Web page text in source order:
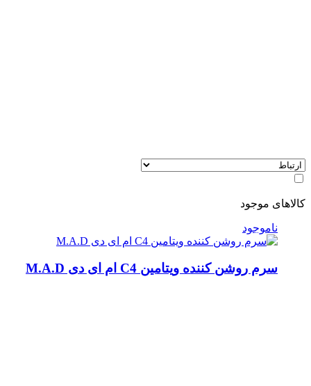
کالاهای موجود
ناموجود
سرم روشن کننده ویتامین C4 ام ای دی M.A.D